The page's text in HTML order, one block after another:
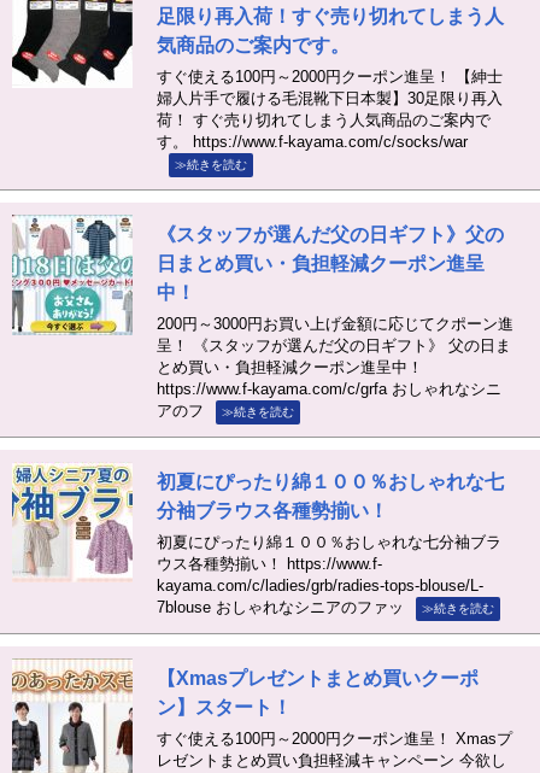
足限り再入荷！すぐ売り切れてしまう人
気商品のご案内です。
すぐ使える100円～2000円クーポン進呈！ 【紳士
婦人片手で履ける毛混靴下日本製】30足限り再入
荷！ すぐ売り切れてしまう人気商品のご案内で
す。 https://www.f-kayama.com/c/socks/war
≫続きを読む
《スタッフが選んだ父の日ギフト》父の
日まとめ買い・負担軽減クーポン進呈
中！
200円～3000円お買い上げ金額に応じてクポーン進
呈！ 《スタッフが選んだ父の日ギフト》 父の日ま
とめ買い・負担軽減クーポン進呈中！
https://www.f-kayama.com/c/grfa おしゃれなシニ
アのフ
≫続きを読む
初夏にぴったり綿１００％おしゃれな七
分袖ブラウス各種勢揃い！
初夏にぴったり綿１００％おしゃれな七分袖ブラ
ウス各種勢揃い！ https://www.f-
kayama.com/c/ladies/grb/radies-tops-blouse/L-
7blouse おしゃれなシニアのファッ
≫続きを読む
【Xmasプレゼントまとめ買いクーポ
ン】スタート！
すぐ使える100円～2000円クーポン進呈！ Xmasプ
レゼントまとめ買い負担軽減キャンペーン 今欲し